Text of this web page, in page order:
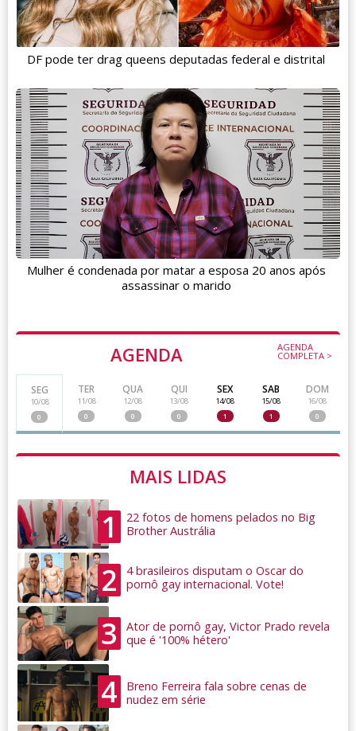
AGENDA AGENDA
COMPLETA >
SEG
10/08
0
TER
11/08
0
QUA
12/08
0
QUI
13/08
0
SEX
14/08
1
SAB
15/08
1
DOM
16/08
0
MAIS LIDAS
1
22 fotos de homens pelados no Big
Brother Austrália
2
4 brasileiros disputam o Oscar do
pornô gay internacional. Vote!
3
Ator de pornô gay, Victor Prado revela
que é '100% hétero'
4
Breno Ferreira fala sobre cenas de
nudez em série
DF pode ter drag queens deputadas federal e distrital
Mulher é condenada por matar a esposa 20 anos após
assassinar o marido